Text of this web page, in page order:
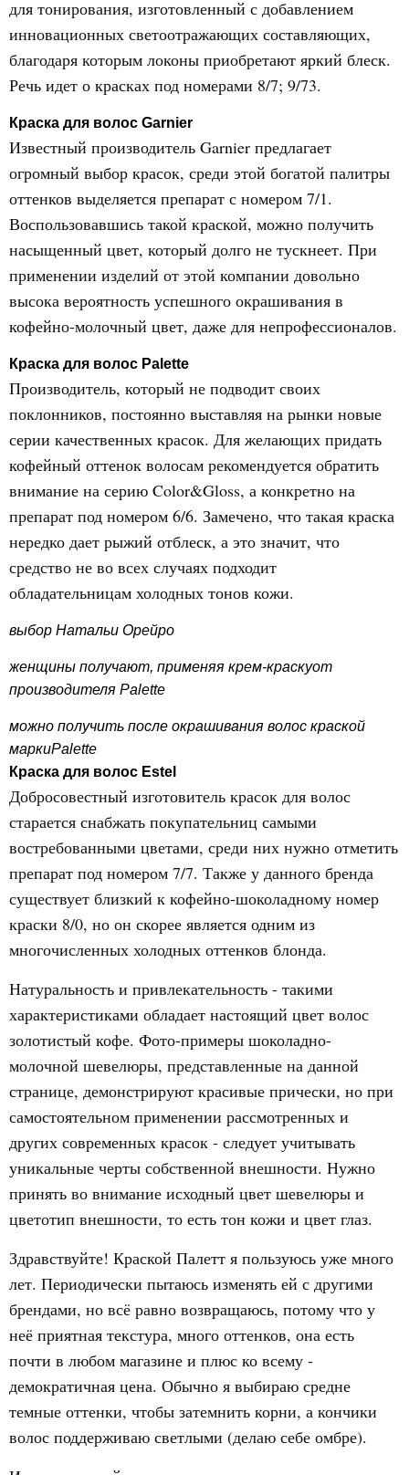
для тонирования, изготовленный с добавлением
инновационных светоотражающих составляющих,
благодаря которым локоны приобретают яркий блеск.
Речь идет о красках под номерами 8/7; 9/73.
Краска для волос Garnier
Известный производитель Garnier предлагает
огромный выбор красок, среди этой богатой палитры
оттенков выделяется препарат с номером 7/1.
Воспользовавшись такой краской, можно получить
насыщенный цвет, который долго не тускнеет. При
применении изделий от этой компании довольно
высока вероятность успешного окрашивания в
кофейно-молочный цвет, даже для непрофессионалов.
Краска для волос Palette
Производитель, который не подводит своих
поклонников, постоянно выставляя на рынки новые
серии качественных красок. Для желающих придать
кофейный оттенок волосам рекомендуется обратить
внимание на серию Color&Gloss, а конкретно на
препарат под номером 6/6. Замечено, что такая краска
нередко дает рыжий отблеск, а это значит, что
средство не во всех случаях подходит
обладательницам холодных тонов кожи.
выбор Натальи Орейро
женщины получают, применяя крем-краскуот
производителя Palette
можно получить после окрашивания волос краской
маркиPalette
Краска для волос Estel
Добросовестный изготовитель красок для волос
старается снабжать покупательниц самыми
востребованными цветами, среди них нужно отметить
препарат под номером 7/7. Также у данного бренда
существует близкий к кофейно-шоколадному номер
краски 8/0, но он скорее является одним из
многочисленных холодных оттенков блонда.
Натуральность и привлекательность - такими
характеристиками обладает настоящий цвет волос
золотистый кофе. Фото-примеры шоколадно-
молочной шевелюры, представленные на данной
странице, демонстрируют красивые прически, но при
самостоятельном применении рассмотренных и
других современных красок - следует учитывать
уникальные черты собственной внешности. Нужно
принять во внимание исходный цвет шевелюры и
цветотип внешности, то есть тон кожи и цвет глаз.
Здравствуйте! Краской Палетт я пользуюсь уже много
лет. Периодически пытаюсь изменять ей с другими
брендами, но всё равно возвращаюсь, потому что у
неё приятная текстура, много оттенков, она есть
почти в любом магазине и плюс ко всему -
демократичная цена. Обычно я выбираю средне
темные оттенки, чтобы затемнить корни, а кончики
волос поддерживаю светлыми (делаю себе омбре).